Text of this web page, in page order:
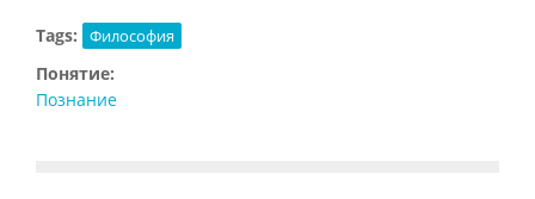
Tags: Философия
Понятие:
Познание